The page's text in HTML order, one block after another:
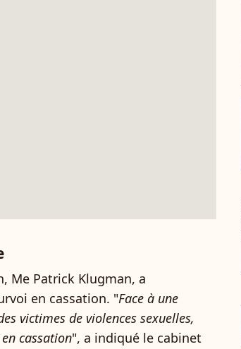
Me Patrick Klugman, a
en cassation. "Face à une
victimes de violences sexuelles,
cassation", a indiqué le cabinet